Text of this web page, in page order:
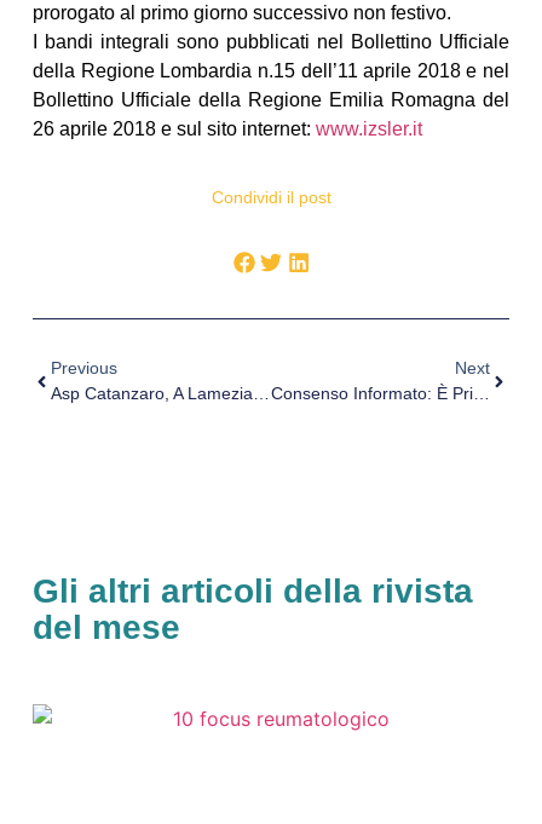
prorogato al primo giorno successivo non festivo.
I bandi integrali sono pubblicati nel Bollettino Ufficiale
della Regione Lombardia n.15 dell’11 aprile 2018 e nel
Bollettino Ufficiale della Regione Emilia Romagna del
26 aprile 2018 e sul sito internet: www.izsler.it
Condividi il post
Previous
Asp Catanzaro, A Lamezia Terme La Giornata Formativa Con Il Giudice Toschei
Next
Consenso Informato: È Prioritario Il Diritto Alla Salute O Il Diritto All’allattamento Naturale ?
Gli altri articoli della rivista
del mese